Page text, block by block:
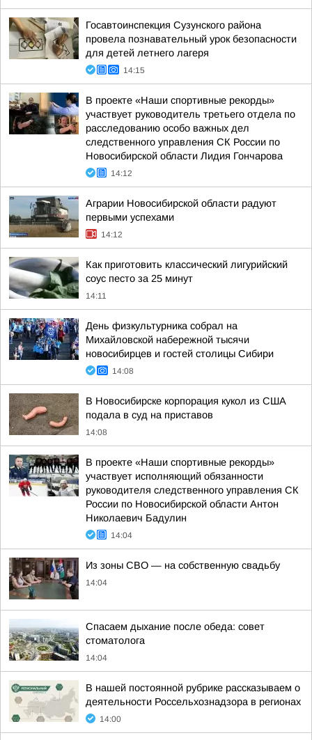
Госавтоинспекция Сузунского района
провела познавательный урок безопасности
для детей летнего лагеря
14:15
В проекте «Наши спортивные рекорды»
участвует руководитель третьего отдела по
расследованию особо важных дел
следственного управления СК России по
Новосибирской области Лидия Гончарова
14:12
Аграрии Новосибирской области радуют
первыми успехами
14:12
Как приготовить классический лигурийский
соус песто за 25 минут
14:11
День физкультурника собрал на
Михайловской набережной тысячи
новосибирцев и гостей столицы Сибири
14:08
В Новосибирске корпорация кукол из США
подала в суд на приставов
14:08
В проекте «Наши спортивные рекорды»
участвует исполняющий обязанности
руководителя следственного управления СК
России по Новосибирской области Антон
Николаевич Бадулин
14:04
Из зоны СВО — на собственную свадьбу
14:04
Спасаем дыхание после обеда: совет
стоматолога
14:04
В нашей постоянной рубрике рассказываем о
деятельности Россельхознадзора в регионах
14:00